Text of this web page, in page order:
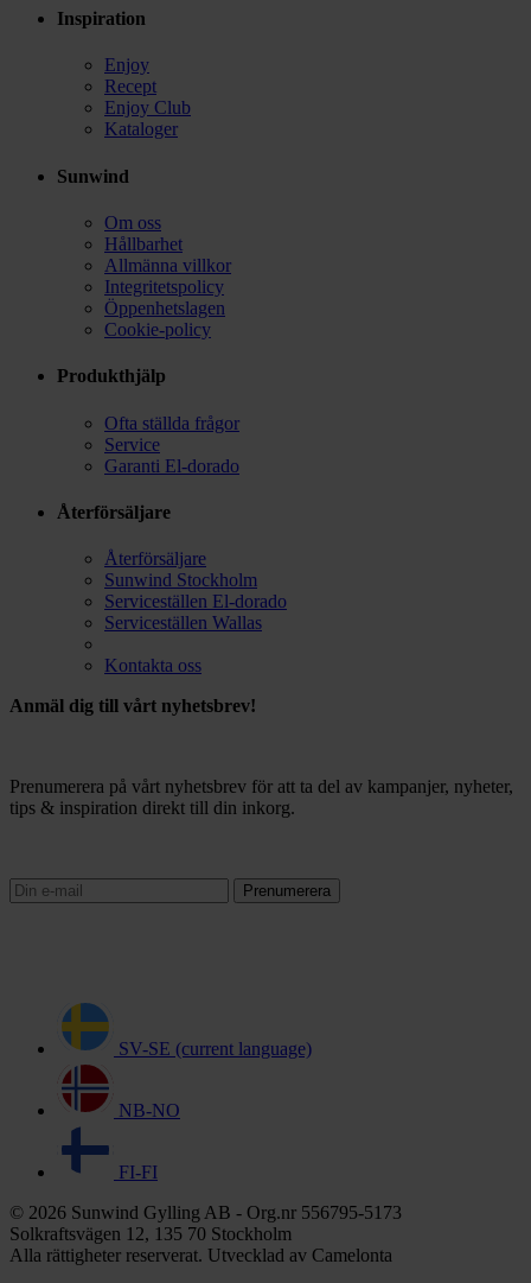
Inspiration
Enjoy
Recept
Enjoy Club
Kataloger
Sunwind
Om oss
Hållbarhet
Allmänna villkor
Integritetspolicy
Öppenhetslagen
Cookie-policy
Produkthjälp
Ofta ställda frågor
Service
Garanti El-dorado
Återförsäljare
Återförsäljare
Sunwind Stockholm
Serviceställen El-dorado
Serviceställen Wallas
Kontakta oss
Anmäl dig till vårt nyhetsbrev!
Prenumerera på vårt nyhetsbrev för att ta del av kampanjer, nyheter,
tips & inspiration direkt till din inkorg.
Prenumerera
SV-SE (current language)
NB-NO
FI-FI
© 2026 Sunwind Gylling AB - Org.nr 556795-5173
Solkraftsvägen 12, 135 70 Stockholm
Alla rättigheter reserverat. Utvecklad av Camelonta